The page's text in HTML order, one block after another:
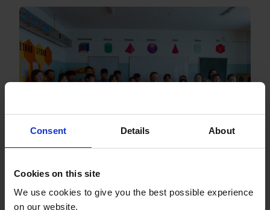
Consent Details About
Cookies on this site
We use cookies to give you the best possible experience
on our website.
Les camarades d’Oyunjargal signent le nom de leur
école en langue des signes à Murun en Mongolie.
Credit: GPE/Bat-Orgil Battulga